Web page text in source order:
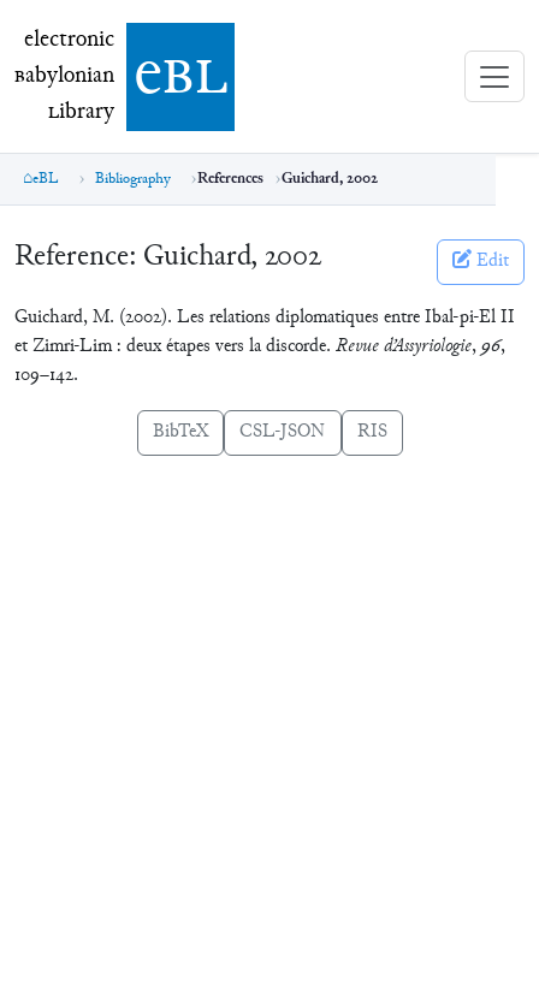
electronic Babylonian Library (eBL)
electronic
Babylonian
Library ebl
eBL Bibliography References Guichard, 2002
Reference: Guichard, 2002 Edit
Guichard, M. (2002). Les relations diplomatiques entre Ibal-pi-El II
et Zimri-Lim : deux étapes vers la discorde. Revue d’Assyriologie,96,
109–142.
BibTeX CSL-JSON RIS